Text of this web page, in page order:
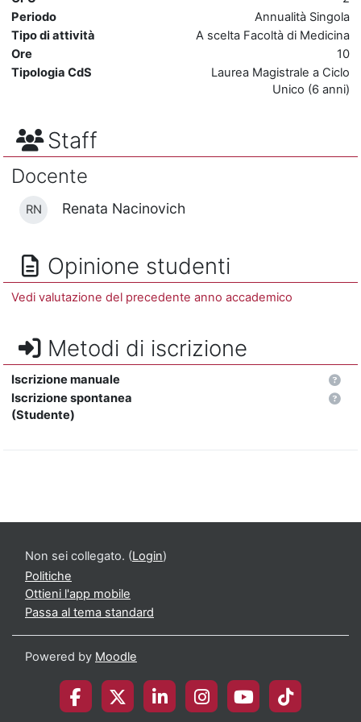
Periodo
Annualità Singola
Tipo di attività
A scelta Facoltà di Medicina
Ore
10
Tipologia CdS
Laurea Magistrale a Ciclo
Unico (6 anni)
Staff
Docente
RN Renata Nacinovich
Opinione studenti
Vedi valutazione del precedente anno accademico
Metodi di iscrizione
Iscrizione manuale
Iscrizione spontanea
(Studente)
Non sei collegato. (Login)
Politiche
Ottieni l'app mobile
Passa al tema standard
Powered by Moodle